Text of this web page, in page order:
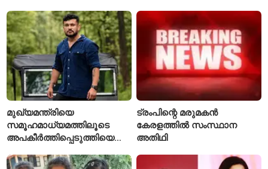
വിങ് കമാൻഡർ അറസ്റ്റിൽ
മുഖ്യമന്ത്രിയെ
സമൂഹമാധ്യമത്തിലൂടെ
അപകീർത്തിപ്പെടുത്തിയെന്ന്
ആയങ്കിക്കെതിരെ പുതിയ
ട്രംപിന്റെ മരുമകൻ
കേരളത്തിൽ സംസ്ഥാന
അതിഥി